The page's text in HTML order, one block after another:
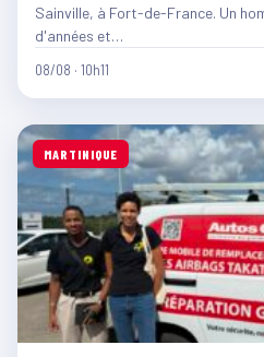
Sainville, à Fort-de-France. Un
d'années et…
08/08 · 10h11
MARTINIQUE